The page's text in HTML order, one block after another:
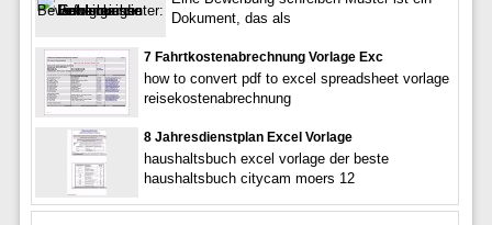
Dokument, das als
7 Fahrtkostenabrechnung Vorlage Exc
how to convert pdf to excel spreadsheet vorlage
reisekostenabrechnung
8 Jahresdienstplan Excel Vorlage
haushaltsbuch excel vorlage der beste
haushaltsbuch citycam moers 12